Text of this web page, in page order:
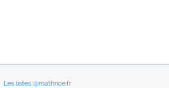
Les listes @mathrice.fr